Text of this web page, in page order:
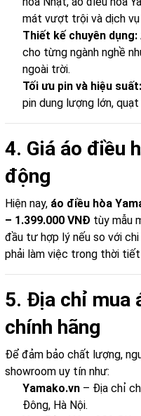
mát vượt trội và dịch vụ
Thiết kế chuyên dụng:
cho từng ngành nghề
ngoài trời.
Tối ưu pin và hiệu suất:
pin dung lượng lớn,
4. Giá áo điều
động
Hiện nay, áo điều hòa
– 1.399.000 VNĐ tùy mẫu
đầu tư hợp lý nếu so với
phải làm việc trong thời
5. Địa chỉ mua
chính hãng
Để đảm bảo chất lượng,
showroom uy tín như:
Yamako.vn – Địa chỉ
Đông, Hà Nội.